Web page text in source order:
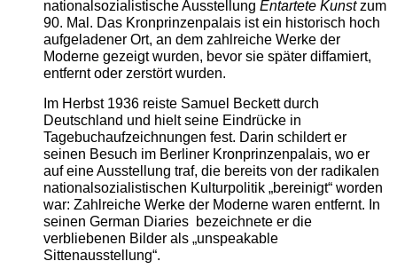
nationalsozialistische Ausstellung Entartete Kunstzum
90. Mal. Das Kronprinzenpalais ist ein historisch hoch
aufgeladener Ort, an dem zahlreiche Werke der
Moderne gezeigt wurden, bevor sie später diffamiert,
entfernt oder zerstört wurden.
Im Herbst 1936 reiste Samuel Beckett durch
Deutschland und hielt seine Eindrücke in
Tagebuchaufzeichnungen fest. Darin schildert er
seinen Besuch im Berliner Kronprinzenpalais, wo er
auf eine Ausstellung traf, die bereits von der radikalen
nationalsozialistischen Kulturpolitik „bereinigt“ worden
war: Zahlreiche Werke der Moderne waren entfernt. In
seinen German Diaries bezeichnete er die
verbliebenen Bilder als „unspeakable
Sittenausstellung“.